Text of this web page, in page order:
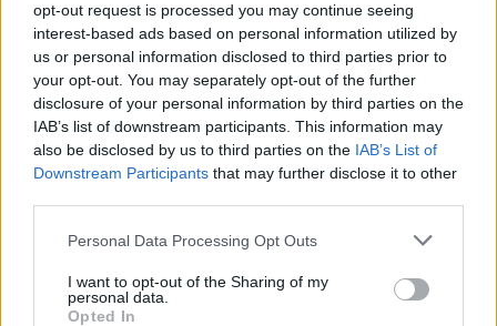
opt-out request is processed you may continue seeing
interest-based ads based on personal information utilized by
us or personal information disclosed to third parties prior to
your opt-out. You may separately opt-out of the further
disclosure of your personal information by third parties on the
IAB’s list of downstream participants. This information may
also be disclosed by us to third parties on the IAB’s List of
Downstream Participants that may further disclose it to other
Personal Data Processing Opt Outs
I want to opt-out of the Sharing of my
personal data.
Opted In
Sherfolk
Stonekeep
Festung
Teganswall +
Tegansruh
Drachenkavernen
+ Verborgenes
Tegans
FGI (Füchslich-
'
Waldläufer --->
Wahrer des
Gleichgewichts
Zirkelmagier --->
Wissens
Dampfmechanikus